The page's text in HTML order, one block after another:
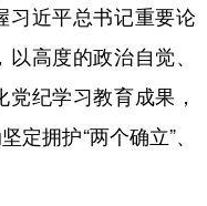
习近平总书记重要论
高度的政治自觉、
纪学习教育成果，
拥护“两个确立”、